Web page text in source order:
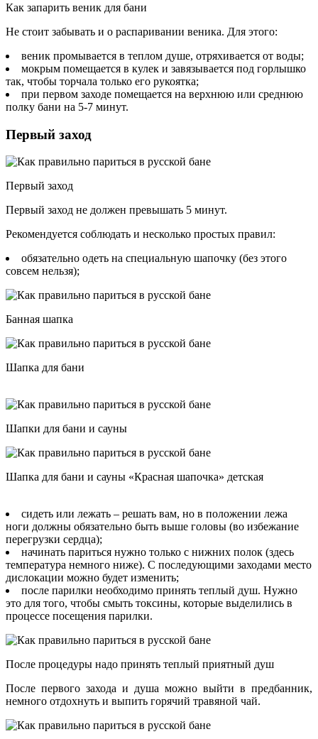
Как запарить веник для бани
Не стоит забывать и о распаривании веника. Для этого:
веник промывается в теплом душе, отряхивается от воды;
мокрым помещается в кулек и завязывается под горлышко
так, чтобы торчала только его рукоятка;
при первом заходе помещается на верхнюю или среднюю
полку бани на 5-7 минут.
Первый заход
Первый заход
Первый заход не должен превышать 5 минут.
Рекомендуется соблюдать и несколько простых правил:
обязательно одеть на специальную шапочку (без этого
совсем нельзя);
Банная шапка
Шапка для бани
Шапки для бани и сауны
Шапка для бани и сауны «Красная шапочка» детская
сидеть или лежать – решать вам, но в положении лежа
ноги должны обязательно быть выше головы (во избежание
перегрузки сердца);
начинать париться нужно только с нижних полок (здесь
температура немного ниже). С последующими заходами место
дислокации можно будет изменить;
после парилки необходимо принять теплый душ. Нужно
это для того, чтобы смыть токсины, которые выделились в
процессе посещения парилки.
После процедуры надо принять теплый приятный душ
После первого захода и душа можно выйти в предбанник,
немного отдохнуть и выпить горячий травяной чай.